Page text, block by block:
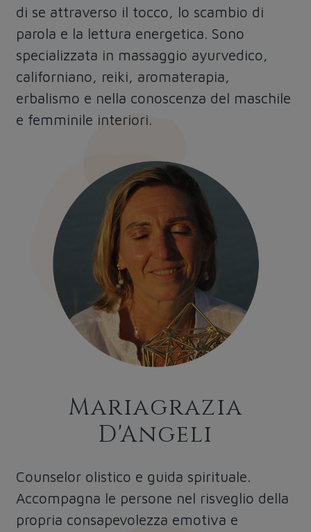
di se attraverso il tocco, lo scambio di
parola e la lettura energetica. Sono
specializzata in massaggio ayurvedico,
californiano, reiki, aromaterapia,
erbalismo e nella conoscenza del maschile
e femminile interiori.
Mariagrazia
D'Angeli
Counselor olistico e guida spirituale.
Accompagna le persone nel risveglio della
propria consapevolezza emotiva e